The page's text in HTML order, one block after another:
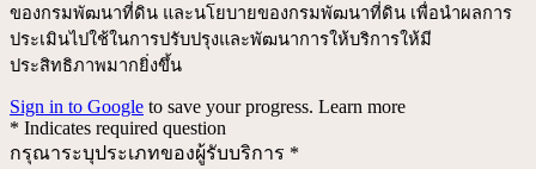
ของกรมพัฒนาที่ดิน และนโยบายของกรมพัฒนาที่ดิน เพื่อนำผลการ
ประเมินไปใช้ในการปรับปรุงและพัฒนาการให้บริการให้มี
ประสิทธิภาพมากยิ่งขึ้น
Sign in to Google to save your progress. Learn more
* Indicates required question
กรุณาระบุประเภทของผู้รับบริการ *